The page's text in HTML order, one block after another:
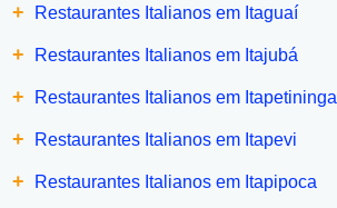
+ Restaurantes Italianos em Itaguaí
+ Restaurantes Italianos em Itajubá
+ Restaurantes Italianos em Itapetininga
+ Restaurantes Italianos em Itapevi
+ Restaurantes Italianos em Itapipoca